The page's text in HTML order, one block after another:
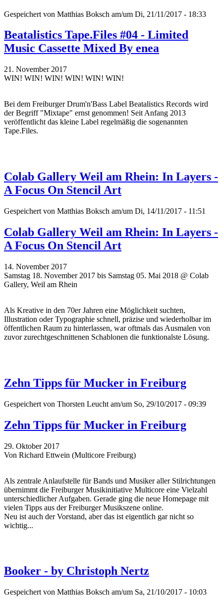
Gespeichert von Matthias Boksch am/um Di, 21/11/2017 - 18:33
Beatalistics Tape.Files #04 - Limited
Music Cassette Mixed By enea
21. November 2017
WIN! WIN! WIN! WIN! WIN! WIN!
Bei dem Freiburger Drum'n'Bass Label Beatalistics Records wird
der Begriff "Mixtape" ernst genommen! Seit Anfang 2013
veröffentlicht das kleine Label regelmäßig die sogenannten
Tape.Files.
Colab Gallery Weil am Rhein: In Layers -
A Focus On Stencil Art
Gespeichert von Matthias Boksch am/um Di, 14/11/2017 - 11:51
Colab Gallery Weil am Rhein: In Layers -
A Focus On Stencil Art
14. November 2017
Samstag 18. November 2017 bis Samstag 05. Mai 2018 @ Colab
Gallery, Weil am Rhein
Als Kreative in den 70er Jahren eine Möglichkeit suchten,
Illustration oder Typographie schnell, präzise und wiederholbar im
öffentlichen Raum zu hinterlassen, war oftmals das Ausmalen von
zuvor zurechtgeschnittenen Schablonen die funktionalste Lösung.
Zehn Tipps für Mucker in Freiburg
Gespeichert von Thorsten Leucht am/um So, 29/10/2017 - 09:39
Zehn Tipps für Mucker in Freiburg
29. Oktober 2017
Von Richard Ettwein (Multicore Freiburg)
Als zentrale Anlaufstelle für Bands und Musiker aller Stilrichtungen
übernimmt die Freiburger Musikinitiative Multicore eine Vielzahl
unterschiedlicher Aufgaben. Gerade ging die neue Homepage mit
vielen Tipps aus der Freiburger Musikszene online.
Neu ist auch der Vorstand, aber das ist eigentlich gar nicht so
wichtig...
Booker - by Christoph Nertz
Gespeichert von Matthias Boksch am/um Sa, 21/10/2017 - 10:03